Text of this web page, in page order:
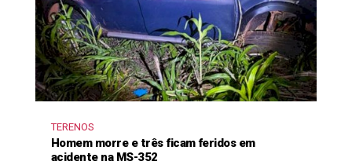
TERENOS
Homem morre e três ficam feridos em
acidente na MS-352